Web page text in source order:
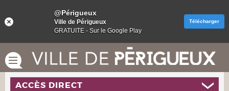
ACCÈS DIRECT
@Périgueux
Ville de Périgueux
GRATUITE - Sur le Google Play
Télécharger